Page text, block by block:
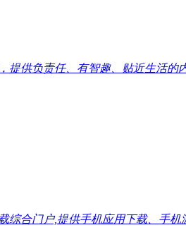
提供负责任、有智趣、贴近生活
综合门户,提供手机应用下载、手